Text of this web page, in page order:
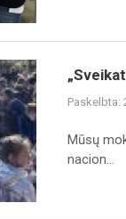
Paskelbta:
Mūsų
nacion...